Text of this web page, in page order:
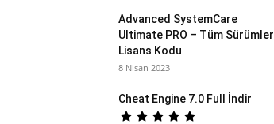
Advanced SystemCare
Ultimate PRO – Tüm Sürümler
Lisans Kodu
8 Nisan 2023
Cheat Engine 7.0 Full İndir